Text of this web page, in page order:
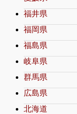
福井県
福岡県
福島県
岐阜県
群馬県
広島県
北海道